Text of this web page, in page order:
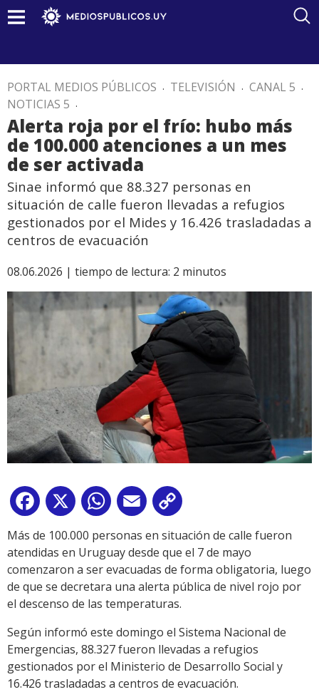
PORTAL MEDIOS PÚBLICOS . TELEVISIÓN . CANAL 5 .
NOTICIAS 5 .
Alerta roja por el frío: hubo más
de 100.000 atenciones a un mes
de ser activada
Sinae informó que 88.327 personas en
situación de calle fueron llevadas a refugios
gestionados por el Mides y 16.426 trasladadas a
centros de evacuación
08.06.2026 | tiempo de lectura: 2 minutos
Facebook
X WhatsApp
Email
Link
Más de 100.000 personas en situación de calle fueron
atendidas en Uruguay desde que el 7 de mayo
comenzaron a ser evacuadas de forma obligatoria, luego
de que se decretara una alerta pública de nivel rojo por
el descenso de las temperaturas.
Según informó este domingo el Sistema Nacional de
Emergencias, 88.327 fueron llevadas a refugios
gestionados por el Ministerio de Desarrollo Social y
16.426 trasladadas a centros de evacuación.